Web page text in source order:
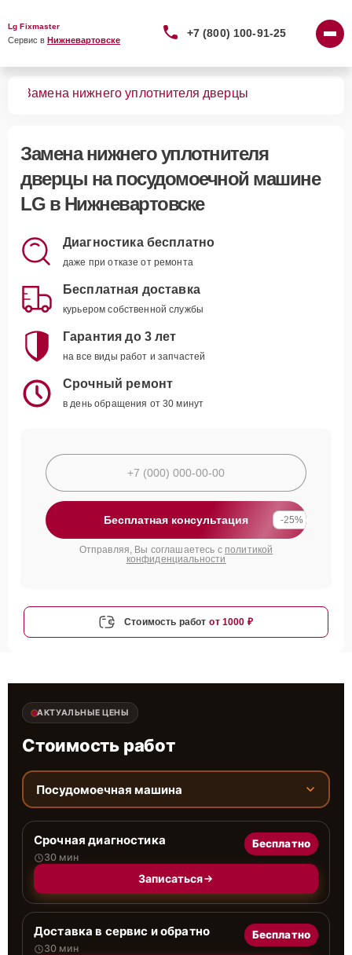
Lg Fixmaster
Сервис в Нижневартовске
+7 (800) 100-91-25
Замена нижнего уплотнителя дверцы
Замена нижнего уплотнителя
дверцы на посудомоечной машине
LG в Нижневартовске
Диагностика бесплатно
даже при отказе от ремонта
Бесплатная доставка
курьером собственной службы
Гарантия до 3 лет
на все виды работ и запчастей
Срочный ремонт
в день обращения от 30 минут
Бесплатная консультация -25%
Отправляя, Вы соглашаетесь с политикой
конфиденциальности
Стоимость работ от 1000 ₽
АКТУАЛЬНЫЕ ЦЕНЫ
Стоимость работ
Посудомоечная машина
Срочная диагностика
30 мин
Бесплатно
Записаться
Доставка в сервис и обратно
30 мин
Бесплатно